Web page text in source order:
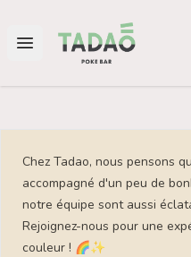
Open main menu
Chez Tadao, nous pensons
accompagné d'un peu de
notre équipe sont aussi
Rejoignez-nous pour une
couleur ! 🌈✨